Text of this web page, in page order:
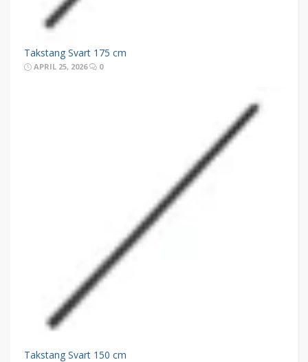
Takstang Svart 175 cm
APRIL 25, 2026 0
Takstang Svart 150 cm